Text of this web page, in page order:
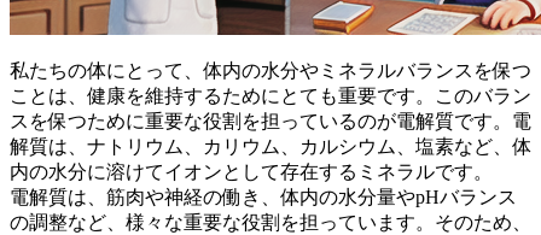
私たちの体にとって、 体内の水分やミネラルバランスを保つ
ことは 、健康を維持するためにとても重要です。このバラン
スを保つために重要な役割を担っているのが電解質です。電
解質は、ナトリウム、カリウム、カルシウム、塩素など、体
内の水分に溶けてイオンとして存在するミネラルです。
電解質は、筋肉や神経の働き、体内の水分量やpHバランス
の調整など、様々な重要な役割を担っています。そのため、